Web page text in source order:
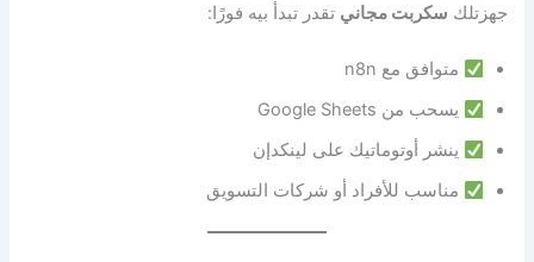
جهزتلك سكربت مجاني تقدر تبدأ بيه فورًا:
متوافق مع n8n
يسحب من Google Sheets
ينشر أوتوماتيك على لينكدإن
مناسب للأفراد أو شركات التسويق